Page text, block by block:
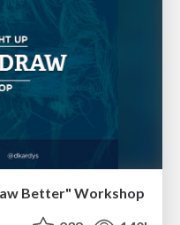
Better" Workshop